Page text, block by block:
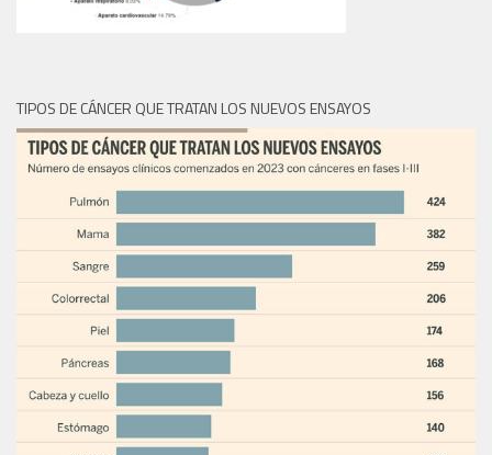
TIPOS DE CÁNCER QUE TRATAN LOS NUEVOS ENSAYOS